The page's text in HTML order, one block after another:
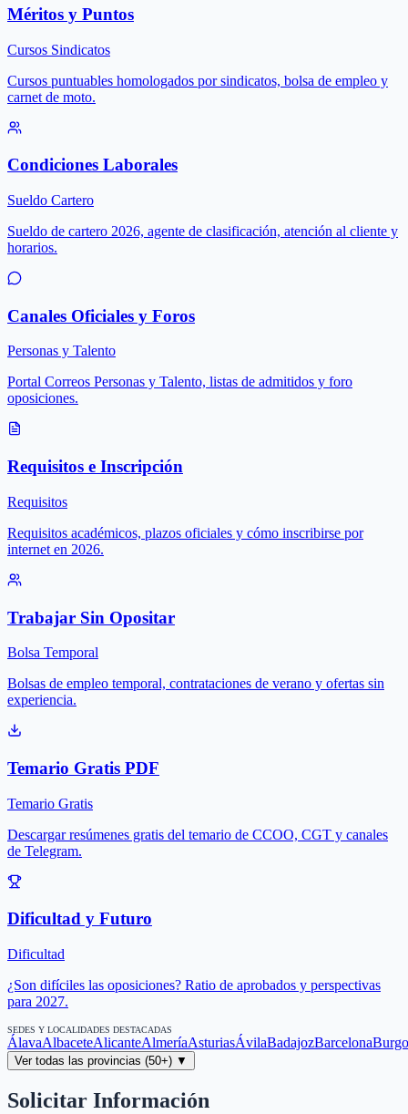
Méritos y Puntos
Cursos Sindicatos
Cursos puntuables homologados por sindicatos, bolsa de empleo y
carnet de moto.
Condiciones Laborales
Sueldo Cartero
Sueldo de cartero 2026, agente de clasificación, atención al cliente y
horarios.
Canales Oficiales y Foros
Personas y Talento
Portal Correos Personas y Talento, listas de admitidos y foro
oposiciones.
Requisitos e Inscripción
Requisitos
Requisitos académicos, plazos oficiales y cómo inscribirse por
internet en 2026.
Trabajar Sin Opositar
Bolsa Temporal
Bolsas de empleo temporal, contrataciones de verano y ofertas sin
experiencia.
Temario Gratis PDF
Temario Gratis
Descargar resúmenes gratis del temario de CCOO, CGT y canales
de Telegram.
Dificultad y Futuro
Dificultad
¿Son difíciles las oposiciones? Ratio de aprobados y perspectivas
para 2027.
SEDES Y LOCALIDADES DESTACADAS
ÁlavaAlbaceteAlicanteAlmeríaAsturiasÁvilaBadajozBarcelona
Ver todas las provincias (50+) ▼
Solicitar Información